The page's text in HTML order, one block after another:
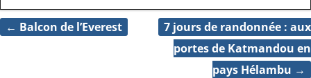
Navigation des articles
← Balcon de l’Everest
7 jours de randonnée : aux
portes de Katmandou en
pays Hélambu →